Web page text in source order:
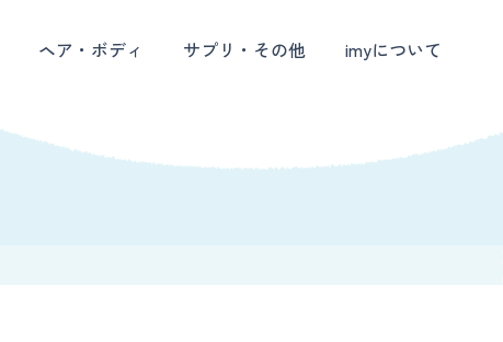
ヘア・ボディ サプリ・その他 imyについて